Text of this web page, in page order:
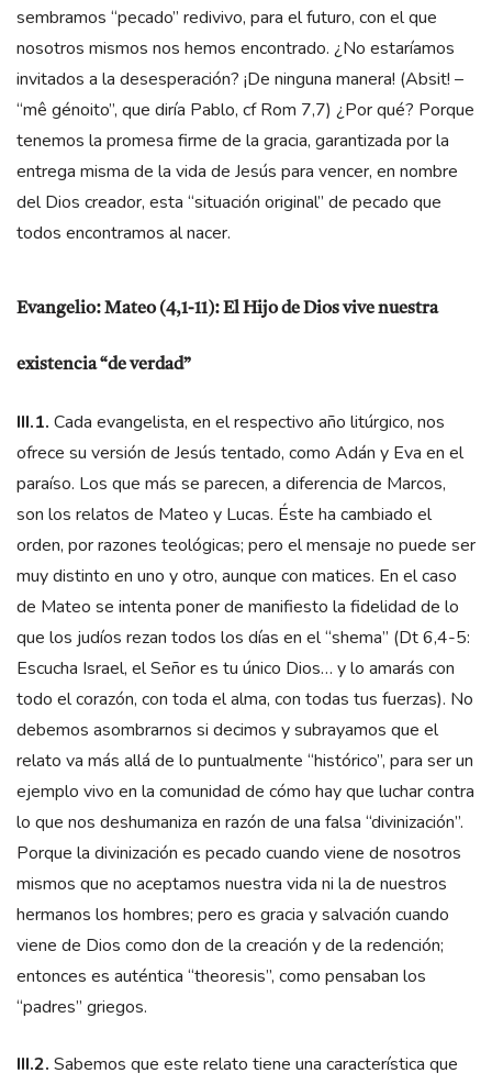
sembramos “pecado” redivivo, para el futuro, con el que
nosotros mismos nos hemos encontrado. ¿No estaríamos
invitados a la desesperación? ¡De ninguna manera! (Absit! –
“mê génoito”, que diría Pablo, cf Rom 7,7) ¿Por qué? Porque
tenemos la promesa firme de la gracia, garantizada por la
entrega misma de la vida de Jesús para vencer, en nombre
del Dios creador, esta “situación original” de pecado que
todos encontramos al nacer.
Evangelio: Mateo (4,1-11): El Hijo de Dios vive nuestra
existencia “de verdad”
III.1. Cada evangelista, en el respectivo año litúrgico, nos
ofrece su versión de Jesús tentado, como Adán y Eva en el
paraíso. Los que más se parecen, a diferencia de Marcos,
son los relatos de Mateo y Lucas. Éste ha cambiado el
orden, por razones teológicas; pero el mensaje no puede ser
muy distinto en uno y otro, aunque con matices. En el caso
de Mateo se intenta poner de manifiesto la fidelidad de lo
que los judíos rezan todos los días en el “shema” (Dt 6,4-5:
Escucha Israel, el Señor es tu único Dios… y lo amarás con
todo el corazón, con toda el alma, con todas tus fuerzas). No
debemos asombrarnos si decimos y subrayamos que el
relato va más allá de lo puntualmente “histórico”, para ser un
ejemplo vivo en la comunidad de cómo hay que luchar contra
lo que nos deshumaniza en razón de una falsa “divinización”.
Porque la divinización es pecado cuando viene de nosotros
mismos que no aceptamos nuestra vida ni la de nuestros
hermanos los hombres; pero es gracia y salvación cuando
viene de Dios como don de la creación y de la redención;
entonces es auténtica “theoresis”, como pensaban los
“padres” griegos.
III.2. Sabemos que este relato tiene una característica que